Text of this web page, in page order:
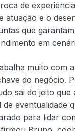
de
atuação e o
que
em
muito com
do negócio.
sai do jeito que
de eventualidade
para lidar